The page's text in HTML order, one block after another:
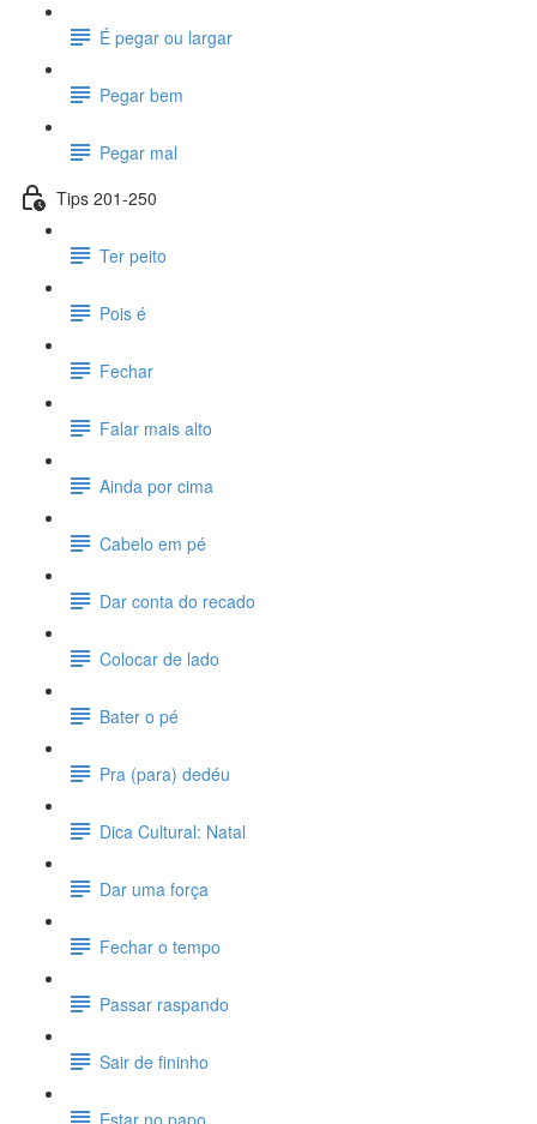
É pegar ou largar
Pegar bem
Pegar mal
Tips 201-250
Ter peito
Pois é
Fechar
Falar mais alto
Ainda por cima
Cabelo em pé
Dar conta do recado
Colocar de lado
Bater o pé
Pra (para) dedéu
Dica Cultural: Natal
Dar uma força
Fechar o tempo
Passar raspando
Sair de fininho
Estar no papo